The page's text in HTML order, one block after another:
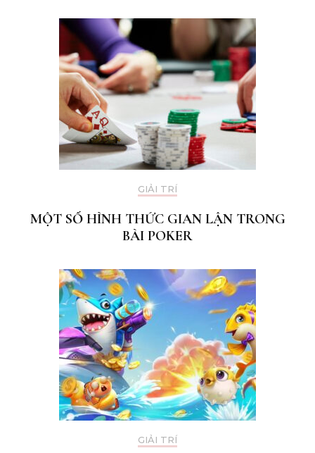
GIẢI TRÍ
MỘT SỐ HÌNH THỨC GIAN LẬN TRONG
BÀI POKER
GIẢI TRÍ